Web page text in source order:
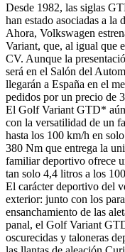
Desde 1982, las siglas
han estado asociadas a
Ahora, Volkswagen
Variant, que, al igual que
CV. Aunque la
será en el Salón del
llegarán a España en el
pedidos por un precio de
El Golf Variant GTD*
con la versatilidad de un
hasta los 100 km/h en
380 Nm que entrega la
familiar deportivo ofrece
tan solo 4,4 litros a los
El carácter deportivo del
exterior: junto con los
ensanchamiento de las
panal, el Golf Variant
oscurecidas y taloneras